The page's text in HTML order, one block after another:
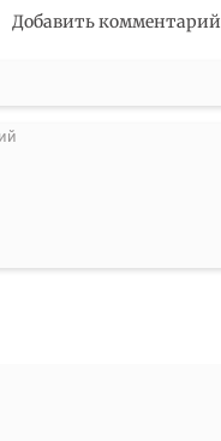
Добавить комментарий